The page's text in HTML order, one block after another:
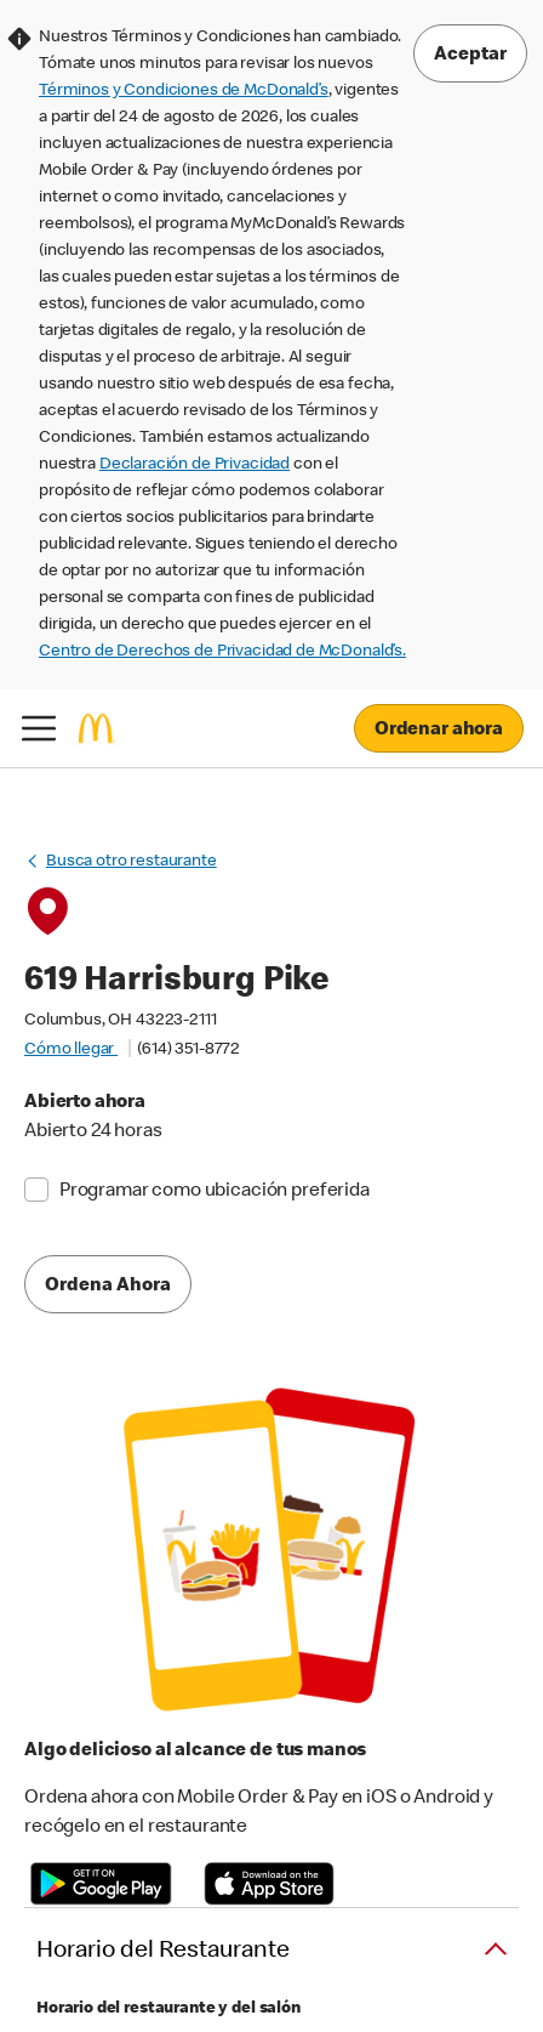
Nuestros Términos y Condiciones han cambiado.
Tómate unos minutos para revisar los nuevos
Términos y Condiciones de McDonald’s, vigentes
a partir del 24 de agosto de 2026, los cuales
incluyen actualizaciones de nuestra experiencia
Mobile Order & Pay (incluyendo órdenes por
internet o como invitado, cancelaciones y
reembolsos), el programa MyMcDonald’s Rewards
(incluyendo las recompensas de los asociados,
las cuales pueden estar sujetas a los términos de
estos), funciones de valor acumulado, como
tarjetas digitales de regalo, y la resolución de
disputas y el proceso de arbitraje. Al seguir
usando nuestro sitio web después de esa fecha,
aceptas el acuerdo revisado de los Términos y
Condiciones. También estamos actualizando
nuestra Declaración de Privacidad con el
propósito de reflejar cómo podemos colaborar
con ciertos socios publicitarios para brindarte
publicidad relevante. Sigues teniendo el derecho
de optar por no autorizar que tu información
personal se comparta con fines de publicidad
dirigida, un derecho que puedes ejercer en el
Centro de Derechos de Privacidad de McDonald’s.
Aceptar
Ordenar ahora
Busca otro restaurante
619 Harrisburg Pike
Columbus, OH 43223-2111
Cómo llegar
(614) 351-8772
Abierto ahora
Abierto 24 horas
Programar como ubicación preferida
Ordena Ahora
Algo delicioso al alcance de tus manos
Ordena ahora con Mobile Order & Pay en iOS o Android y
recógelo en el restaurante
Horario del Restaurante
Horario del restaurante y del salón